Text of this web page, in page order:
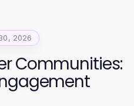
2026
Communities: